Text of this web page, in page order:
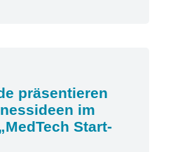
präsentieren
im
Start-